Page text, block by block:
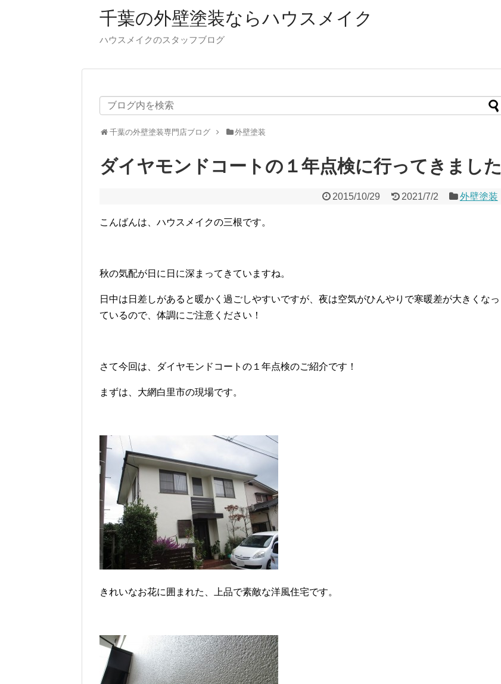
千葉の外壁塗装ならハウスメイク
ハウスメイクのスタッフブログ
千葉の外壁塗装専門店ブログ 外壁塗装
ダイヤモンドコートの１年点検に行ってきました
2015/10/29 2021/7/2 外壁塗装
こんばんは、ハウスメイクの三根です。
秋の気配が日に日に深まってきていますね。
日中は日差しがあると暖かく過ごしやすいですが、夜は空気がひんやりで寒暖差が大きくなっ
ているので、体調にご注意ください！
さて今回は、ダイヤモンドコートの１年点検のご紹介です！
まずは、大網白里市の現場です。
きれいなお花に囲まれた、上品で素敵な洋風住宅です。